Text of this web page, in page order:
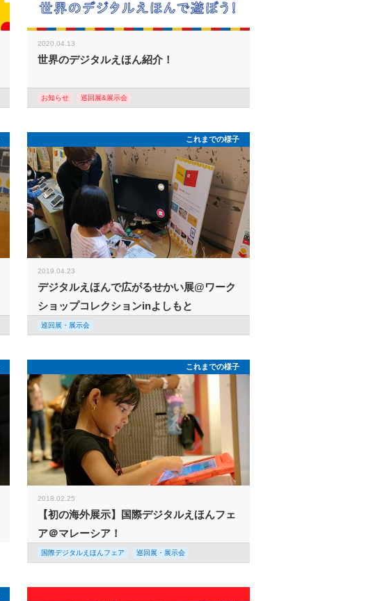
2020.04.13
世界のデジタルえほん紹介！
お知らせ 巡回展&展示会
これまでの様子
2019.04.23
デジタルえほんで広がるせかい展@ワーク
ショップコレクションinよしもと
巡回展・展示会
これまでの様子
2018.02.25
【初の海外展示】国際デジタルえほんフェ
ア＠マレーシア！
国際デジタルえほんフェア 巡回展・展示会